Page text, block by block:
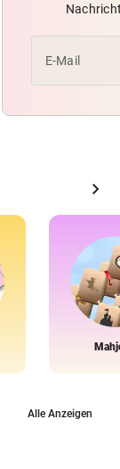
E-Mail
chevron_right
Alle Anzeigen